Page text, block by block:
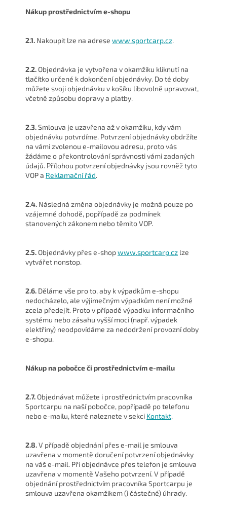
Nákup prostřednictvím e-shopu
2.1. Nakoupit lze na adrese www.sportcarp.cz.
2.2. Objednávka je vytvořena v okamžiku kliknutí na
tlačítko určené k dokončení objednávky. Do té doby
můžete svoji objednávku v košíku libovolně upravovat,
včetně způsobu dopravy a platby.
2.3.Smlouva je uzavřena až v okamžiku, kdy vám
objednávku potvrdíme. Potvrzení objednávky obdržíte
na vámi zvolenou e-mailovou adresu, proto vás
žádáme o překontrolování správnosti vámi zadaných
údajů. Přílohou potvrzení objednávky jsou rovněž tyto
VOP a Reklamační řád.
2.4. Následná změna objednávky je možná pouze po
vzájemné dohodě, popřípadě za podmínek
stanovených zákonem nebo těmito VOP.
2.5. Objednávky přese-shopwww.sportcarp.cz lze
vytvářet nonstop.
2.6. Děláme vše pro to, aby k výpadkům e-shopu
nedocházelo, ale výjimečným výpadkům není možné
zcela předejít. Proto v případě výpadku informačního
systému nebo zásahu vyšší moci (např. výpadek
elektřiny) neodpovídáme za nedodržení provozní doby
e-shopu.
Nákup na pobočce či prostřednictvím e-mailu
2.7. Objednávat můžete i prostřednictvím pracovníka
Sportcarpu na naší pobočce, popřípadě po telefonu
nebo e-mailu, které naleznete v sekci Kontakt.
2.8.V případě objednání přes e-mail je smlouva
uzavřena v momentě doručení potvrzení objednávky
na váš e-mail. Při objednávce přes telefon je smlouva
uzavřena v momentě Vašeho potvrzení. V případě
objednání prostřednictvím pracovníka Sportcarpu je
smlouva uzavřena okamžikem (i částečné) úhrady.